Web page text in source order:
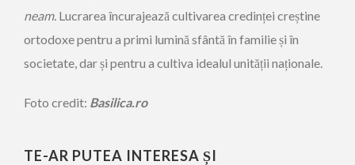
neam. Lucrarea încurajează cultivarea credinței creștine
ortodoxe pentru a primi lumină sfântă în familie și în
societate, dar și pentru a cultiva idealul unității naționale.
Foto credit: Basilica.ro
TE-AR PUTEA INTERESA ȘI